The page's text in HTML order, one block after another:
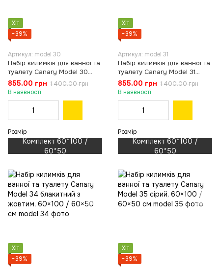
Хіт
−39%
Артикул: model 30
Набір килимків для ванної та
туалету Canary Model 30
сірий із зеленим, 60×100 /
60×50 см
855.00 грн 1 400.00 грн
В наявності
Розмір
Комплект 60*100 /
60*50
Хіт
−39%
Артикул: model 31
Набір килимків для ванної та
туалету Canary Model 31
сірий з рожевим, 60×100 /
60×50 см
855.00 грн 1 400.00 грн
В наявності
Розмір
Комплект 60*100 /
60*50
Хіт
−39%
Хіт
−39%